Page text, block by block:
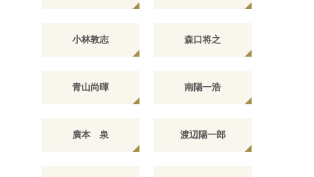
小林敦志 森口将之
青山尚暉 南陽一浩
廣本 泉 渡辺陽一郎